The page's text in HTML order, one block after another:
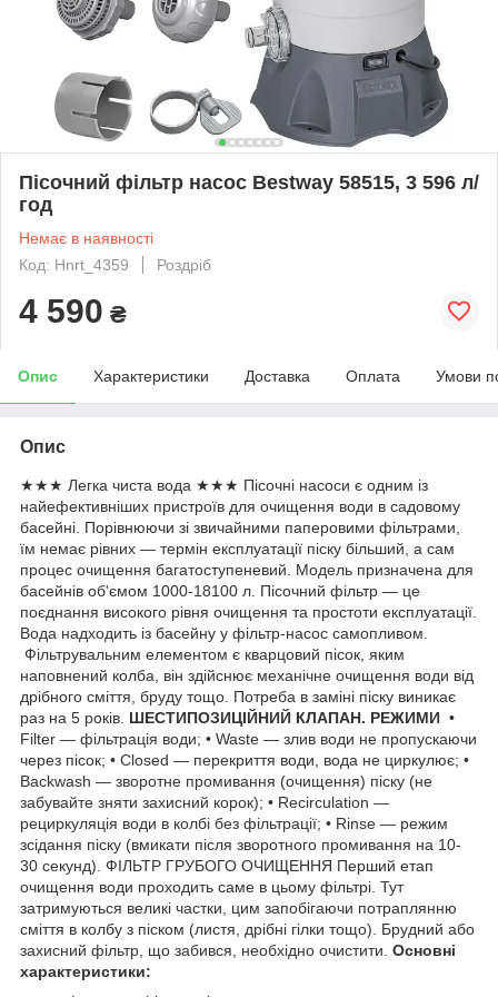
Пісочний фільтр насос Bestway 58515, 3 596 л/
год
Немає в наявності
Код: Hnrt_4359
Роздріб
4 590 ₴
Опис Характеристики Доставка Оплата Умови
Опис
★★★ Легка чиста вода ★★★ Пісочні насоси є одним із
найефективніших пристроїв для очищення води в садовому
басейні. Порівнюючи зі звичайними паперовими фільтрами,
їм немає рівних — термін експлуатації піску більший, а сам
процес очищення багатоступеневий. Модель призначена для
басейнів об'ємом 1000-18100 л. Пісочний фільтр — це
поєднання високого рівня очищення та простоти експлуатації.
Вода надходить із басейну у фільтр-насос самопливом.
Фільтрувальним елементом є кварцовий пісок, яким
наповнений колба, він здійснює механічне очищення води від
дрібного сміття, бруду тощо. Потреба в заміні піску виникає
раз на 5 років. ШЕСТИПОЗИЦІЙНИЙ КЛАПАН. РЕЖИМИ •
Filter — фільтрація води; • Waste — злив води не пропускаючи
через пісок; • Closed — перекриття води, вода не циркулює; •
Backwash — зворотне промивання (очищення) піску (не
забувайте зняти захисний корок); • Recirculation —
рециркуляція води в колбі без фільтрації; • Rinse — режим
зсідання піску (вмикати після зворотного промивання на 10-
30 секунд). ФІЛЬТР ГРУБОГО ОЧИЩЕННЯ Перший етап
очищення води проходить саме в цьому фільтрі. Тут
затримуються великі частки, цим запобігаючи потраплянню
сміття в колбу з піском (листя, дрібні гілки тощо). Брудний або
захисний фільтр, що забився, необхідно очистити. Основні
характеристики: